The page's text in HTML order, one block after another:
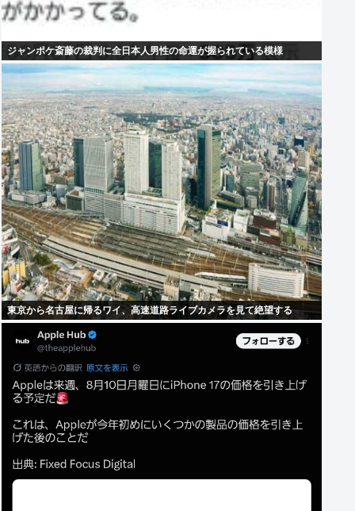
ジャンポケ斎藤の裁判に全日本人男性の命運が握られている模様
東京から名古屋に帰るワイ、高速道路ライブカメラを見て絶望する